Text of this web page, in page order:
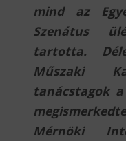
mind az
Szenátus
tartotta.
Műszaki
tanácstagok
Mérnöki